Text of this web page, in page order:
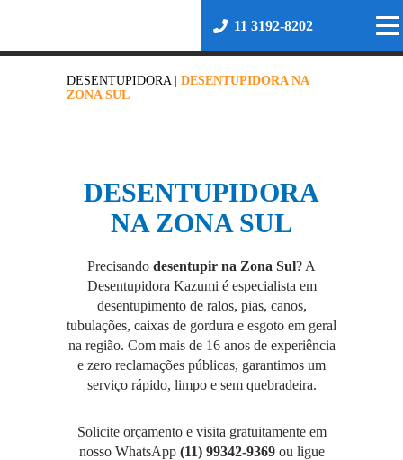
11 3192-8202
DESENTUPIDORA| DESENTUPIDORA NA
ZONA SUL
DESENTUPIDORA
NA ZONA SUL
Precisando desentupir na Zona Sul? A
Desentupidora Kazumi é especialista em
desentupimento de ralos, pias, canos,
tubulações, caixas de gordura e esgoto em geral
na região. Com mais de 16 anos de experiência
e zero reclamações públicas, garantimos um
serviço rápido, limpo e sem quebradeira.
Solicite orçamento e visita gratuitamente em
nosso WhatsApp (11) 99342-9369ou ligue